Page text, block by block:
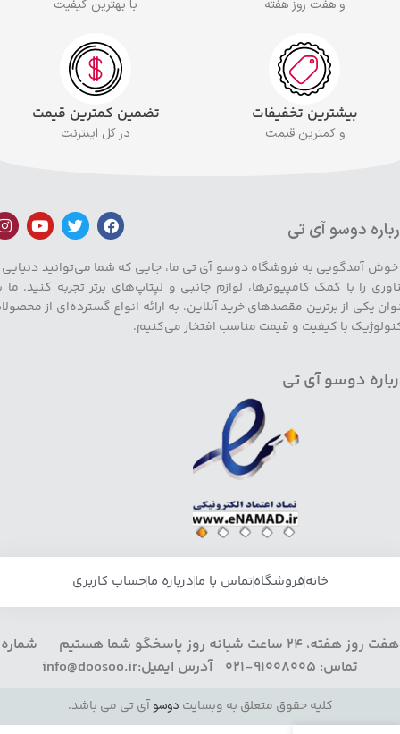
و هفت روز هفته با بهترین کیفیت
بیشترین تخفیفات
و کمترین قیمت
تضمین کمترین قیمت
در کل اینترنت
دوسو آی تی
خوش آمدگویی به فروشگاه دوسو آی تی ما، جایی که شما می‌توانید دنیایی
را با کمک کامپیوترها، لوازم جانبی و لپتاپ‌های برتر تجربه کنید. ما
یکی از برترین مقصدهای خرید آنلاین، به ارائه انواع گسترده‌ای از
با کیفیت و قیمت مناسب افتخار می‌کنیم.
دوسو آی تی
خانهفروشگاهتماس با مادرباره ماحساب کاربری
هفت روز هفته، 24 ساعت شبانه روز پاسخگو شما هستیم شماره
تماس: 91008005-021 آدرس ایمیل:info@doosoo.ir
کلیه حقوق متعلق به وبسایت دوسوآی تی می باشد.